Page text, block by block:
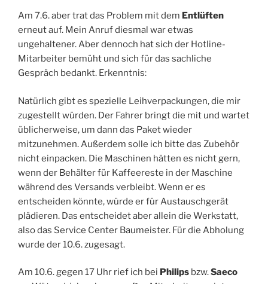
Am 7.6. aber trat das Problem mit dem Entlüften
erneut auf. Mein Anruf diesmal war etwas
ungehaltener. Aber dennoch hat sich der Hotline-
Mitarbeiter bemüht und sich für das sachliche
Gespräch bedankt. Erkenntnis:
Natürlich gibt es spezielle Leihverpackungen, die mir
zugestellt würden. Der Fahrer bringt die mit und wartet
üblicherweise, um dann das Paket wieder
mitzunehmen. Außerdem solle ich bitte das Zubehör
nicht einpacken. Die Maschinen hätten es nicht gern,
wenn der Behälter für Kaffeereste in der Maschine
während des Versands verbleibt. Wenn er es
entscheiden könnte, würde er für Austauschgerät
plädieren. Das entscheidet aber allein die Werkstatt,
also das Service Center Baumeister. Für die Abholung
wurde der 10.6. zugesagt.
Am 10.6. gegen 17 Uhr rief ich bei Philips bzw.Saeco